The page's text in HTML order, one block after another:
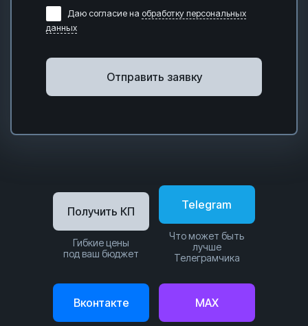
Даю согласие на обработку персональных
данных
Отправить заявку
Telegram
Что может быть
лучше
Телеграмчика
Вконтакте
Получить КП
Гибкие цены
под ваш бюджет
MAX